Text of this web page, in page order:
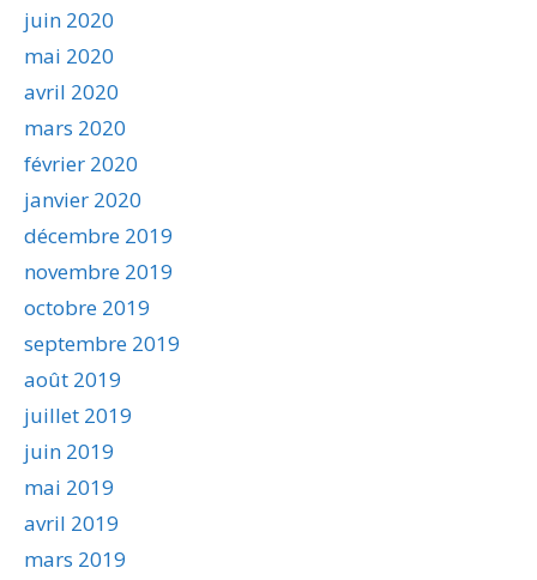
juin 2020
mai 2020
avril 2020
mars 2020
février 2020
janvier 2020
décembre 2019
novembre 2019
octobre 2019
septembre 2019
août 2019
juillet 2019
juin 2019
mai 2019
avril 2019
mars 2019